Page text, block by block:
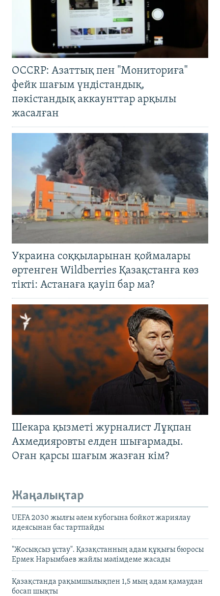
OCCRP: Азаттық пен "Мониториға"
фейк шағым үндістандық,
пәкістандық аккаунттар арқылы
жасалған
Украина соққыларынан қоймалары
өртенген Wildberries Қазақстанға көз
тікті: Астанаға қауіп бар ма?
Шекара қызметі журналист Лұқпан
Ахмедияровты елден шығармады.
Оған қарсы шағым жазған кім?
Жаңалықтар
UEFA 2030 жылғы әлем кубогына бойкот жариялау
идеясынан бас тартпайды
"Жосықсыз ұстау". Қазақстанның адам құқығы бюросы
Ермек Нарымбаев жайлы мәлімдеме жасады
Қазақстанда рақымшылықпен 1,5 мың адам қамаудан
босап шықты